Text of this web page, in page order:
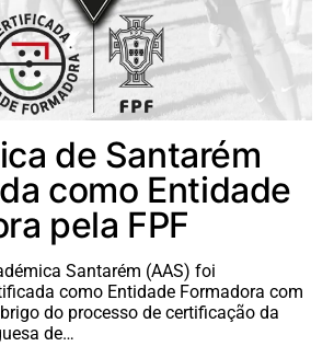
de Santarém
como Entidade
pela FPF
Santarém (AAS) foi
como Entidade Formadora com
do processo de certificação da
de…